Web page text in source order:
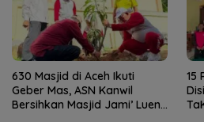
630 Masjid di Aceh Ikuti
Geber Mas, ASN Kanwil
Bersihkan Masjid Jami’ Lueng
15